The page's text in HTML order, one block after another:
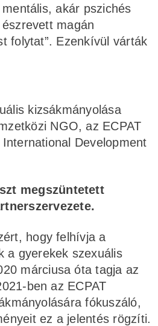
akár pszichés
magán
folytat”. Ezenkívül várták
kizsákmányolása
NGO, az ECPAT
Development
megszüntetett
hogy felhívja a
a gyerekek szexuális
márciusa óta tagja az
ben az ECPAT
fókuszáló,
ez a jelentés rögzíti.